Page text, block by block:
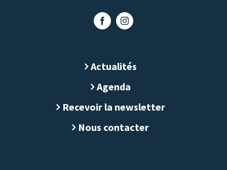
Actualités
Agenda
Recevoir la newsletter
Nous contacter